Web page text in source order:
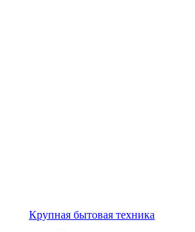
Крупная бытовая техника